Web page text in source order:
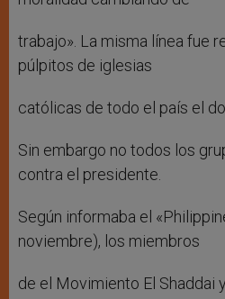
trabajo». La misma línea fue
púlpitos de iglesias
católicas de todo el país el
Sin embargo no todos los
contra el presidente.
Según informaba el
noviembre), los miembros
de el Movimiento El Shaddai